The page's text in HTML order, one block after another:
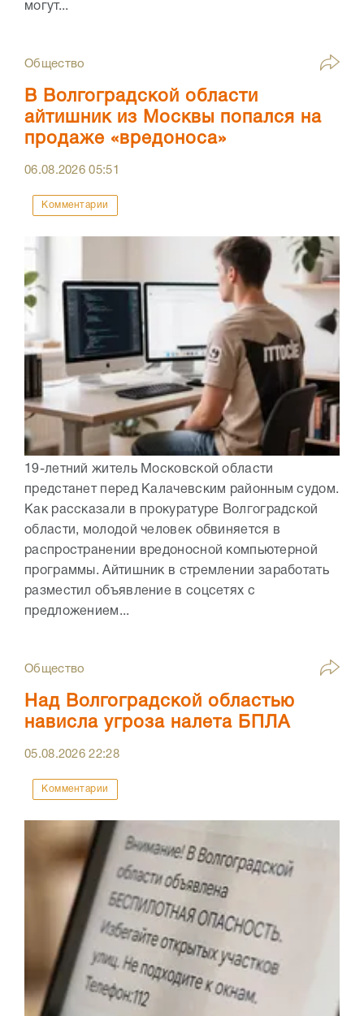
могут...
Общество
В Волгоградской области
айтишник из Москвы попался на
продаже «вредоноса»
06.08.202605:51
Комментарии
19-летний житель Московской области
предстанет перед Калачевским районным судом.
Как рассказали в прокуратуре Волгоградской
области, молодой человек обвиняется в
распространении вредоносной компьютерной
программы. Айтишник в стремлении заработать
разместил объявление в соцсетях с
предложением...
Общество
Над Волгоградской областью
нависла угроза налета БПЛА
05.08.202622:28
Комментарии